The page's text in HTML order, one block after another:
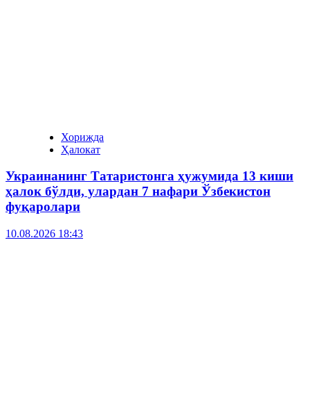
Хорижда
Ҳалокат
Украинанинг Татаристонга ҳужумида 13 киши
ҳалок бўлди, улардан 7 нафари Ўзбекистон
фуқаролари
10.08.2026 18:43